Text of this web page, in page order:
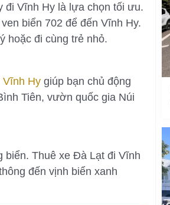
đi Vĩnh Hy là lựa chọn tối ưu.
biển 702 để đến Vĩnh Hy.
hoặc đi cùng trẻ nhỏ.
Vĩnh Hy giúp bạn chủ động
Tiên, vườn quốc gia Núi
biển. Thuê xe Đà Lạt đi Vĩnh
đến vịnh biển xanh